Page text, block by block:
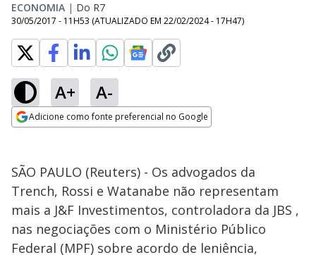
ECONOMIA | Do R7
30/05/2017 - 11H53 (ATUALIZADO EM 22/02/2024 - 17H47)
A+ A-
Adicione como fonte preferencial no Google
SÃO PAULO (Reuters) - Os advogados da
Trench, Rossi e Watanabe não representam
mais a J&F Investimentos, controladora da JBS ,
nas negociações com o Ministério Público
Federal (MPF) sobre acordo de leniência,